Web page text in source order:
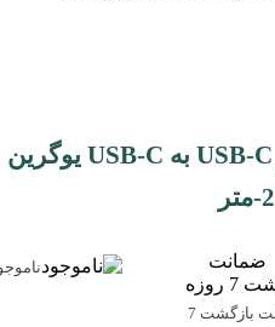
کابل شارژ و دیتا 5 آمپر USB-C به USB-C یوگرین
ضمانت بازگشت 7